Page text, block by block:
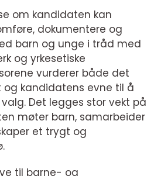
om kandidaten kan
dokumentere og
barn og unge i tråd med
og yrkesetiske
vurderer både det
og kandidatens evne til å
Det legges stor vekt på
møter barn, samarbeider
et trygt og
til barne- og